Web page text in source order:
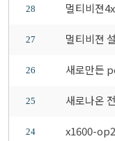
28 멀티비젼
27 멀티비젼
26 새로만든
25 새로나온
24 x1600-